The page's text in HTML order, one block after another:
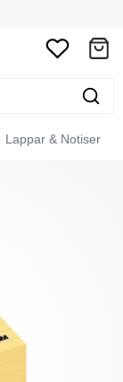
Lappar & Notiser